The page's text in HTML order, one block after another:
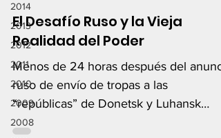
2014
2013
2012
2011
2010
2009
2008
El Desafío Ruso y la Vieja
Realidad del Poder
Menos de 24 horas después del
ruso de envío de tropas a las
“repúblicas” de Donetsk y Luhansk
(ilegalmente reconocidas por Putin)...